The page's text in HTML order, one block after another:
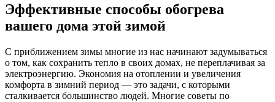
Эффективные способы обогрева
вашего дома этой зимой
С приближением зимы многие из нас начинают задумываться
о том, как сохранить тепло в своих домах, не переплачивая за
электроэнергию. Экономия на отоплении и увеличения
комфорта в зимний период — это задачи, с которыми
сталкивается большинство людей. Многие советы по